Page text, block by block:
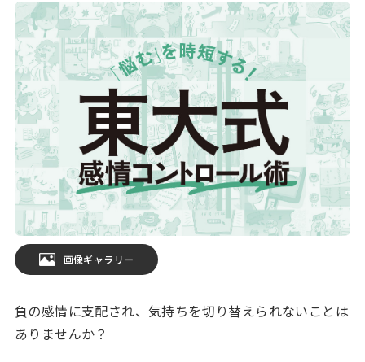
画像ギャラリー
負の感情に支配され、気持ちを切り替えられないことは
ありませんか？